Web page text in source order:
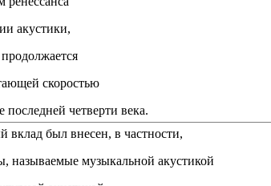
акустики,
скоростью
последней четверти века.
вклад был внесен, в частности,
называемые музыкальной акустикой